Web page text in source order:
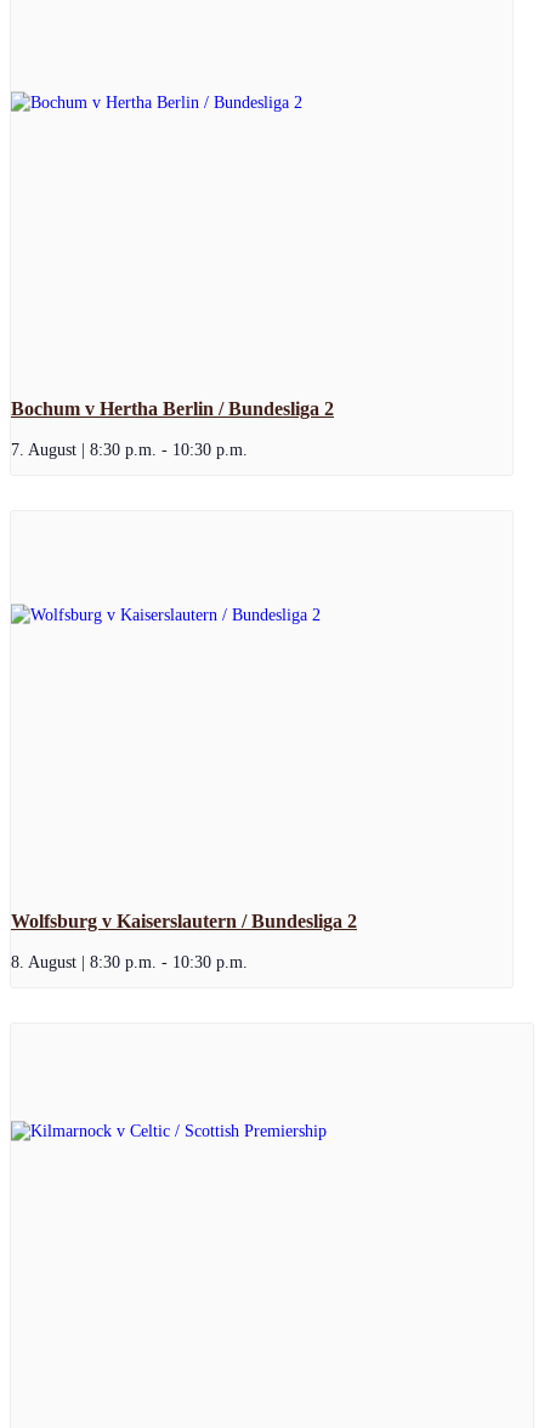
Bochum v Hertha Berlin / Bundesliga 2
7. August | 8:30 p.m. - 10:30 p.m.
Wolfsburg v Kaiserslautern / Bundesliga 2
8. August | 8:30 p.m. - 10:30 p.m.